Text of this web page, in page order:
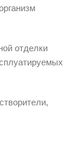
отделки